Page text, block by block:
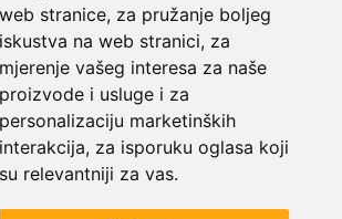
web stranice, za pružanje boljeg
iskustva na web stranici, za
mjerenje vašeg interesa za naše
proizvode i usluge i za
personalizaciju marketinških
interakcija, za isporuku oglasa koji
su relevantniji za vas.